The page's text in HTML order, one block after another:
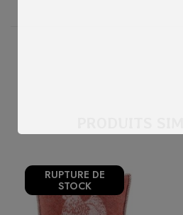
RUPTURE DE
STOCK